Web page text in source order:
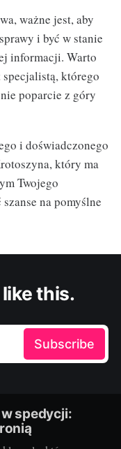
ważne jest, aby
i być w stanie
informacji. Warto
którego
poparcie z góry
i doświadczonego
który ma
Twojego
na pomyślne
this.
Subscribe
spedycji: